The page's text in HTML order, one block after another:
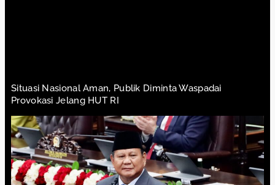
Situasi Nasional Aman, Publik Diminta Waspadai
Provokasi Jelang HUT RI